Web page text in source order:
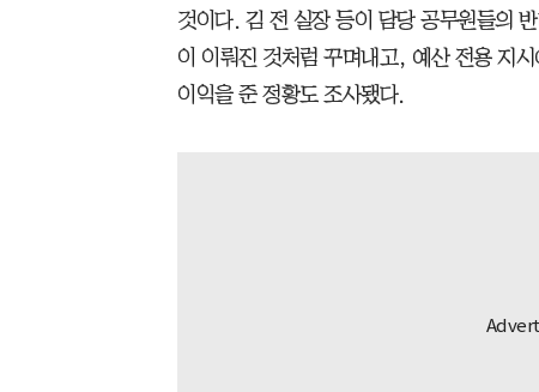
것이다. 김 전 실장 등이 담당 공무원들의
이 이뤄진 것처럼 꾸며내고, 예산 전용 지
이익을 준 정황도 조사됐다.